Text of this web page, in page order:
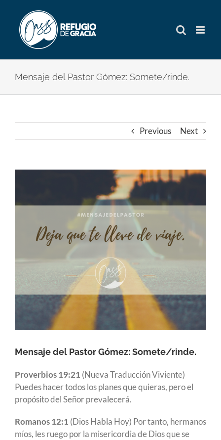
content
Mensaje del Pastor Gómez: Somete/rinde.
Previous Next
Mensaje del Pastor Gómez: Somete/rinde.
Proverbios 19:21 (Nueva Traducción Viviente)
Puedes hacer todos los planes que quieras, pero el
propósito del Señor prevalecerá.
Romanos 12:1 (Dios Habla Hoy) Por tanto, hermanos
míos, les ruego por la misericordia de Dios que se